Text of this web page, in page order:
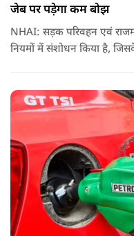
जेब पर पड़ेगा कम बोझ
NHAI: सड़क परिवहन एवं
नियमों में संशोधन किया है,